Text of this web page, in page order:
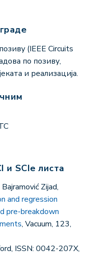
(IEEE Circuits
по позиву,
и реализација.
и SCIe листа
Zijad,
and regression
pre-breakdown
, Vacuum, 123,
ISSN: 0042-207X,